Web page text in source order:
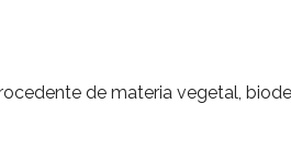
de materia vegetal,